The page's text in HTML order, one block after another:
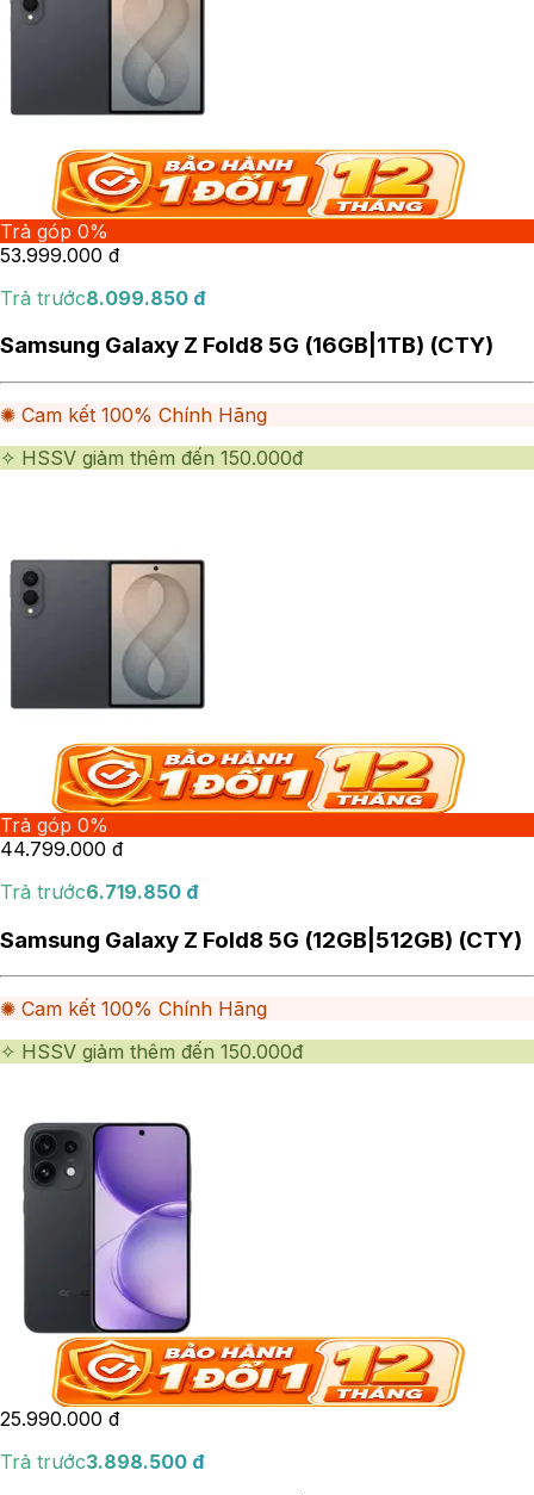
Trả góp 0%
53.999.000 đ
Trả trước8.099.850 đ
Samsung Galaxy Z Fold8 5G (16GB|1TB) (CTY)
✺ Cam kết 100% Chính Hãng
✧ HSSV giảm thêm đến 150.000đ
Trả góp 0%
44.799.000 đ
Trả trước6.719.850 đ
Samsung Galaxy Z Fold8 5G (12GB|512GB) (CTY)
✺ Cam kết 100% Chính Hãng
✧ HSSV giảm thêm đến 150.000đ
25.990.000 đ
Trả trước3.898.500 đ